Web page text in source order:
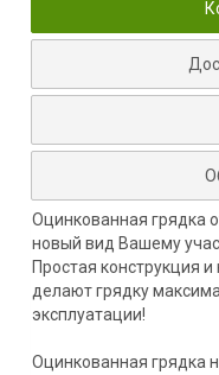
Оцинкованная грядка
новый вид Вашему
Простая конструкция
делают грядку
эксплуатации!
Оцинкованная грядка